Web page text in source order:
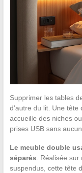
Supprimer les tables
d’autre du lit. Une
accueille des niches
prises USB sans
Le meuble double
séparés . Réalisée
suspendus, cette tête